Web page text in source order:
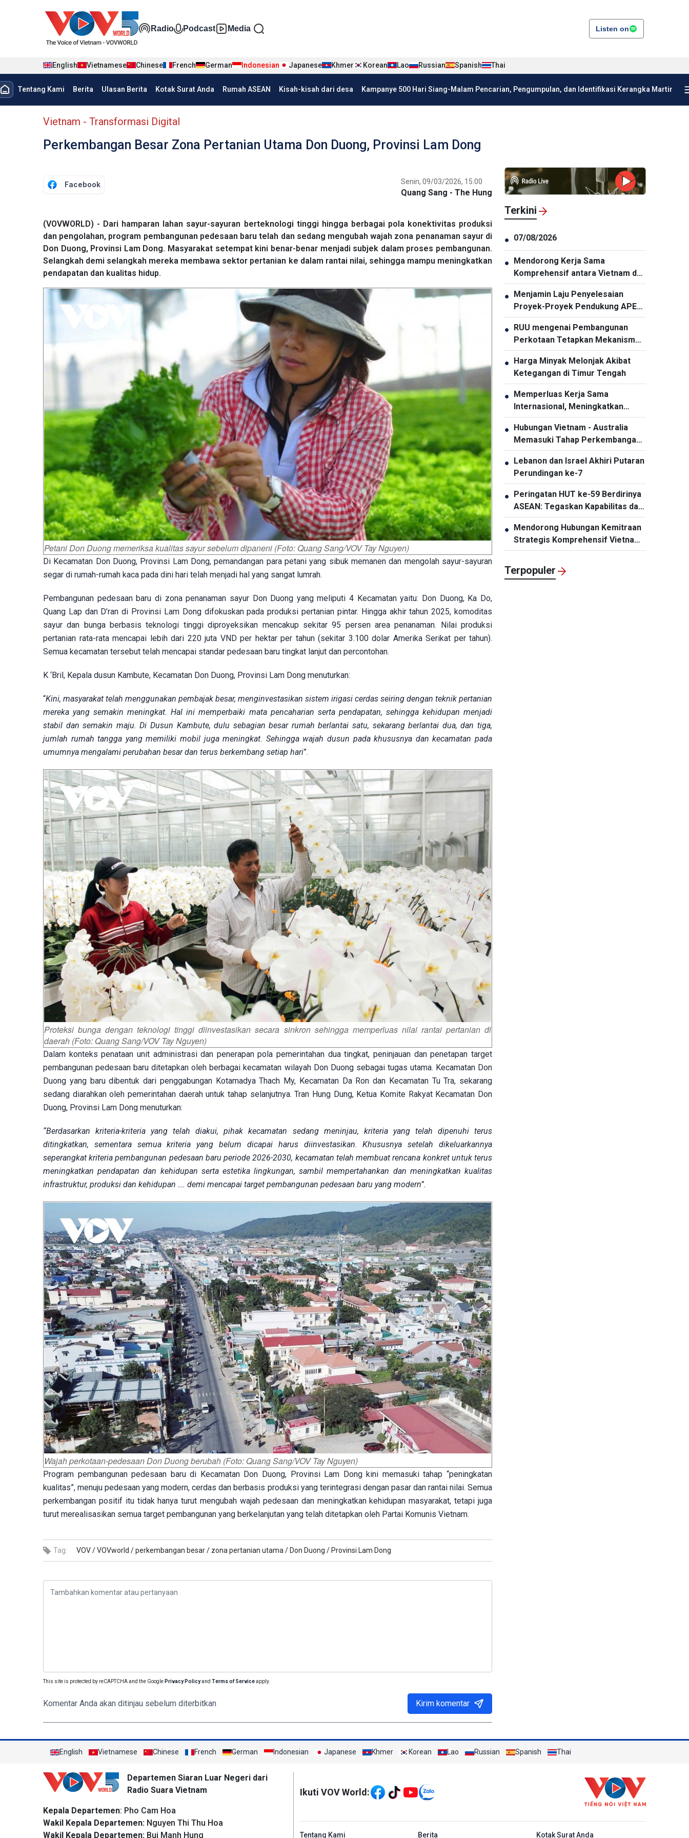
Đa phương tiện tiếng Indo
Radio Podcast Media Listen on
English Vietnamese Chinese French German Indonesian Japanese Khmer Korean Lao Russian Spanish Thai
menu trang chủ tiếng Indo
Tentang Kami Berita Ulasan Berita Kotak Surat Anda Rumah ASEAN Kisah-kisah dari desa Kampanye 500 Hari Siang-Malam Pencarian, Pengumpulan, dan Identifikasi Kerangka Martir
menu phụ tiếng Indo
Vietnam - Transformasi Digital
Perkembangan Besar Zona Pertanian Utama Don Duong, Provinsi Lam Dong
Facebook Senin, 09/03/2026, 15:00
Quang Sang - The Hung
(VOVWORLD) - Dari hamparan lahan sayur-sayuran berteknologi tinggi hingga berbagai pola konektivitas produksi
dan pengolahan, program pembangunan pedesaan baru telah dan sedang mengubah wajah zona penanaman sayur di
Don Duong, Provinsi Lam Dong. Masyarakat setempat kini benar-benar menjadi subjek dalam proses pembangunan.
Selangkah demi selangkah mereka membawa sektor pertanian ke dalam rantai nilai, sehingga mampu meningkatkan
pendapatan dan kualitas hidup.
Petani Don Duong memeriksa kualitas sayur sebelum dipaneni (Foto: Quang Sang/VOV Tay Nguyen)
Di Kecamatan Don Duong, Provinsi Lam Dong, pemandangan para petani yang sibuk memanen dan mengolah sayur-sayuran
segar di rumah-rumah kaca pada dini hari telah menjadi hal yang sangat lumrah.
Pembangunan pedesaan baru di zona penanaman sayur Don Duong yang meliputi 4 Kecamatan yaitu: Don Duong, Ka Do,
Quang Lap dan D’ran di Provinsi Lam Dong difokuskan pada produksi pertanian pintar. Hingga akhir tahun 2025, komoditas
sayur dan bunga berbasis teknologi tinggi diproyeksikan mencakup sekitar 95 persen area penanaman. Nilai produksi
pertanian rata-rata mencapai lebih dari 220 juta VND per hektar per tahun (sekitar 3.100 dolar Amerika Serikat per tahun).
Semua kecamatan tersebut telah mencapai standar pedesaan baru tingkat lanjut dan percontohan.
K ‘Bril, Kepala dusun Kambute, Kecamatan Don Duong, Provinsi Lam Dong menuturkan:
“Kini, masyarakat telah menggunakan pembajak besar, menginvestasikan sistem irigasi cerdas seiring dengan teknik pertanian
mereka yang semakin meningkat. Hal ini memperbaiki mata pencaharian serta pendapatan, sehingga kehidupan menjadi
stabil dan semakin maju. Di Dusun Kambute, dulu sebagian besar rumah berlantai satu, sekarang berlantai dua, dan tiga,
jumlah rumah tangga yang memiliki mobil juga meningkat. Sehingga wajah dusun pada khususnya dan kecamatan pada
umumnya mengalami perubahan besar dan terus berkembang setiap hari”.
Proteksi bunga dengan teknologi tinggi diinvestasikan secara sinkron sehingga memperluas nilai rantai pertanian di
daerah (Foto: Quang Sang/VOV Tay Nguyen)
Dalam konteks penataan unit administrasi dan penerapan pola pemerintahan dua tingkat, peninjauan dan penetapan target
pembangunan pedesaan baru ditetapkan oleh berbagai kecamatan wilayah Don Duong sebagai tugas utama. Kecamatan Don
Duong yang baru dibentuk dari penggabungan Kotamadya Thach My, Kecamatan Da Ron dan Kecamatan Tu Tra, sekarang
sedang diarahkan oleh pemerintahan daerah untuk tahap selanjutnya. Tran Hung Dung, Ketua Komite Rakyat Kecamatan Don
Duong, Provinsi Lam Dong menuturkan:
“Berdasarkan kriteria-kriteria yang telah diakui, pihak kecamatan sedang meninjau, kriteria yang telah dipenuhi terus
ditingkatkan, sementara semua kriteria yang belum dicapai harus diinvestasikan. Khususnya setelah dikeluarkannya
seperangkat kriteria pembangunan pedesaan baru periode 2026-2030, kecamatan telah membuat rencana konkret untuk terus
meningkatkan pendapatan dan kehidupan serta estetika lingkungan, sambil mempertahankan dan meningkatkan kualitas
infrastruktur, produksi dan kehidupan …. demi mencapai target pembangunan pedesaan baru yang modern”.
Wajah perkotaan-pedesaan Don Duong berubah (Foto: Quang Sang/VOV Tay Nguyen)
Program pembangunan pedesaan baru di Kecamatan Don Duong, Provinsi Lam Dong kini memasuki tahap “peningkatan
kualitas”, menuju pedesaan yang modern, cerdas dan berbasis produksi yang terintegrasi dengan pasar dan rantai nilai. Semua
perkembangan positif itu tidak hanya turut mengubah wajah pedesaan dan meningkatkan kehidupan masyarakat, tetapi juga
turut merealisasikan semua target pembangunan yang berkelanjutan yang telah ditetapkan oleh Partai Komunis Vietnam.
Tag: VOV /VOVworld /perkembangan besar / zona pertanian utama / Don Duong / Provinsi Lam Dong
This site is protected by reCAPTCHA and the Google Privacy Policyand Terms of Serviceapply.
Komentar Anda akan ditinjau sebelum diterbitkan Kirim komentar
Terkini
● 07/08/2026
● Mendorong Kerja Sama
Komprehensif antara Vietnam dan
Thailand
● Menjamin Laju Penyelesaian
Proyek-Proyek Pendukung APEC
2027
● RUU mengenai Pembangunan
Perkotaan Tetapkan Mekanisme
Khusus dan Unggul bagi Kota Ho
Chi Minh
● Harga Minyak Melonjak Akibat
Ketegangan di Timur Tengah
● Memperluas Kerja Sama
Internasional, Meningkatkan
Promosi Pariwisata Vietnam
● Hubungan Vietnam - Australia
Memasuki Tahap Perkembangan
Baru
● Lebanon dan Israel Akhiri Putaran
Perundingan ke-7
● Peringatan HUT ke-59 Berdirinya
ASEAN: Tegaskan Kapabilitas dan
Daya Tariknya
● Mendorong Hubungan Kemitraan
Strategis Komprehensif Vietnam-
Thailand Semakin Substansial dan
Terpopuler
English Vietnamese Chinese French German Indonesian Japanese Khmer Korean Lao Russian Spanish Thai
Departemen Siaran Luar Negeri dari
Radio Suara Vietnam
Kepala Departemen: Pho Cam Hoa
Wakil Kepala Departemen: Nguyen Thi Thu Hoa
Wakil Kepala Departemen: Bui Manh Hung
Mạng xã hội
Ikuti VOV World:
menu footer tiếng Indo
Tentang Kami Berita Kotak Surat Anda